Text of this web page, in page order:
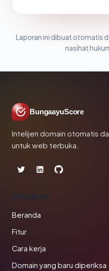
Laporan ini dibuat otomatis
nasihat
BungaayuScore
Intelijen domain otomatis
untuk web terbuka.
PRODUK
Beranda
Fitur
Cara kerja
Domain yang baru diperiksa